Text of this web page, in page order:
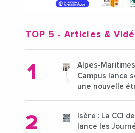
TOP 5 - Articles &
Alpes-
Campus lance
une nouvelle
Isère : La CCI
lance les